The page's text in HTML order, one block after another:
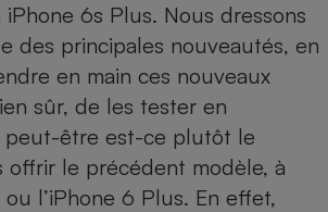
6s Plus. Nous dressons
des principales nouveautés, en
en main ces nouveaux
sûr, de les tester en
peut-être est-ce plutôt le
offrir le précédent modèle, à
ou l’iPhone 6 Plus. En effet,
bouteille
Lave-linge
Téléviseur
Matelas